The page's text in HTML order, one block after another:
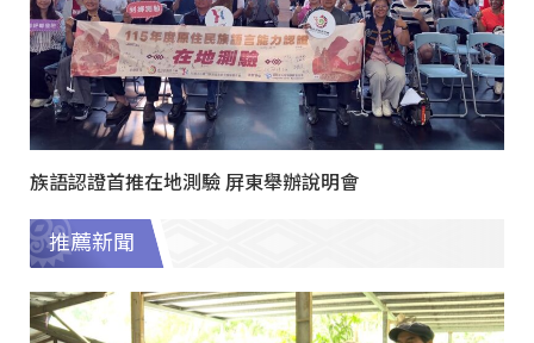
族語認證首推在地測驗 屏東舉辦說明會
推薦新聞